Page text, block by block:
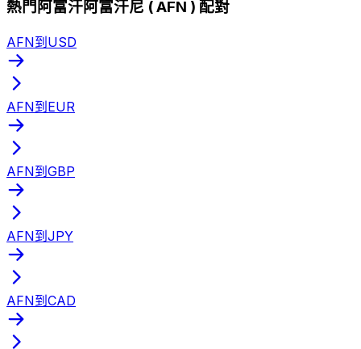
熱門阿富汗阿富汗尼 ( AFN ) 配對
AFN到USD
AFN到EUR
AFN到GBP
AFN到JPY
AFN到CAD